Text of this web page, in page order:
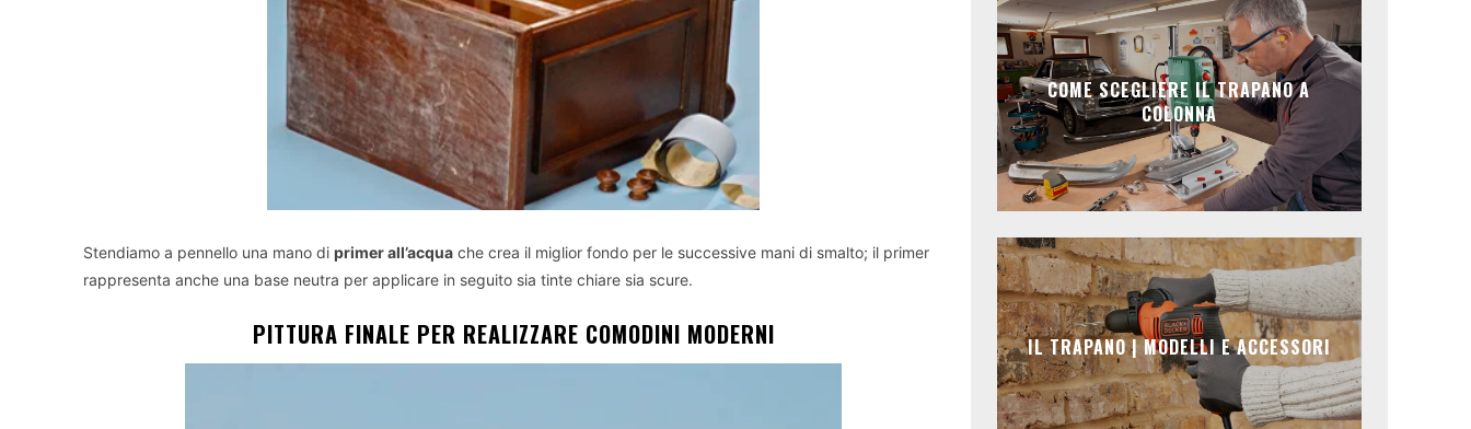
Stendiamo a pennello una mano di primer all’acqua che crea il miglior fondo per le successive mani di smalto; il primer
rappresenta anche una base neutra per applicare in seguito sia tinte chiare sia scure.
PITTURA FINALE PER REALIZZARE COMODINI MODERNI
COME SCEGLIERE IL TRAPANO A
COLONNA
IL TRAPANO | MODELLI E ACCESSORI